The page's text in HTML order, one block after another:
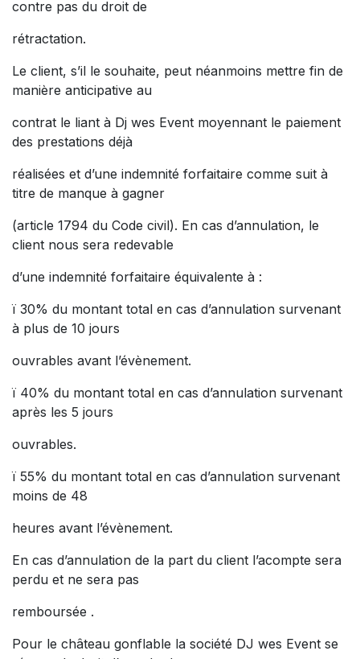
contre pas du droit de
rétractation.
Le client, s’il le souhaite, peut néanmoins mettre fin de
manière anticipative au
contrat le liant à Dj wes Event moyennant le paiement
des prestations déjà
réalisées et d’une indemnité forfaitaire comme suit à
titre de manque à gagner
(article 1794 du Code civil). En cas d’annulation, le
client nous sera redevable
d’une indemnité forfaitaire équivalente à :
ï 30% du montant total en cas d’annulation survenant
à plus de 10 jours
ouvrables avant l’évènement.
ï 40% du montant total en cas d’annulation survenant
après les 5 jours
ouvrables.
ï 55% du montant total en cas d’annulation survenant
moins de 48
heures avant l’évènement.
En cas d’annulation de la part du client l’acompte sera
perdu et ne sera pas
remboursée .
Pour le château gonflable la société DJ wes Event se